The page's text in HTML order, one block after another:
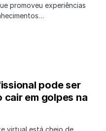
promoveu experiências
pode ser
cair em golpes na